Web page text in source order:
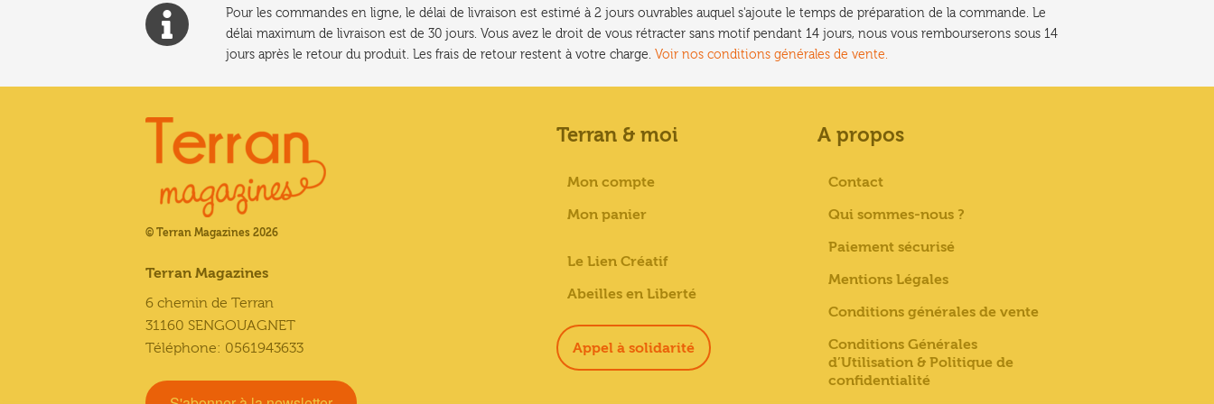
Pour les commandes en ligne, le délai de livraison est estimé à 2 jours ouvrables auquel s'ajoute le temps de préparation de la commande. Le
délai maximum de livraison est de 30 jours. Vous avez le droit de vous rétracter sans motif pendant 14 jours, nous vous rembourserons sous 14
jours après le retour du produit. Les frais de retour restent à votre charge. Voir nos conditions générales de vente.
© Terran Magazines 2026
Terran Magazines
6 chemin de Terran
31160 SENGOUAGNET
Téléphone: 0561943633
Terran & moi
Mon compte
Mon panier
Le Lien Créatif
Abeilles en Liberté
Appel à solidarité
A propos
Contact
Qui sommes-nous ?
Paiement sécurisé
Mentions Légales
Conditions générales de vente
Conditions Générales
d’Utilisation & Politique de
confidentialité